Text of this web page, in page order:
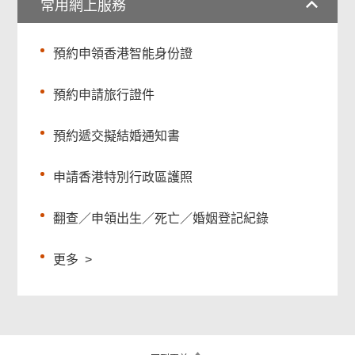
常用網上服務
預約申領香港智能身份證
預約申請旅行證件
預約遞交擬結婚通知書
申請香港特別行政區護照
翻查／申領出生／死亡／婚姻登記紀錄
更多 >